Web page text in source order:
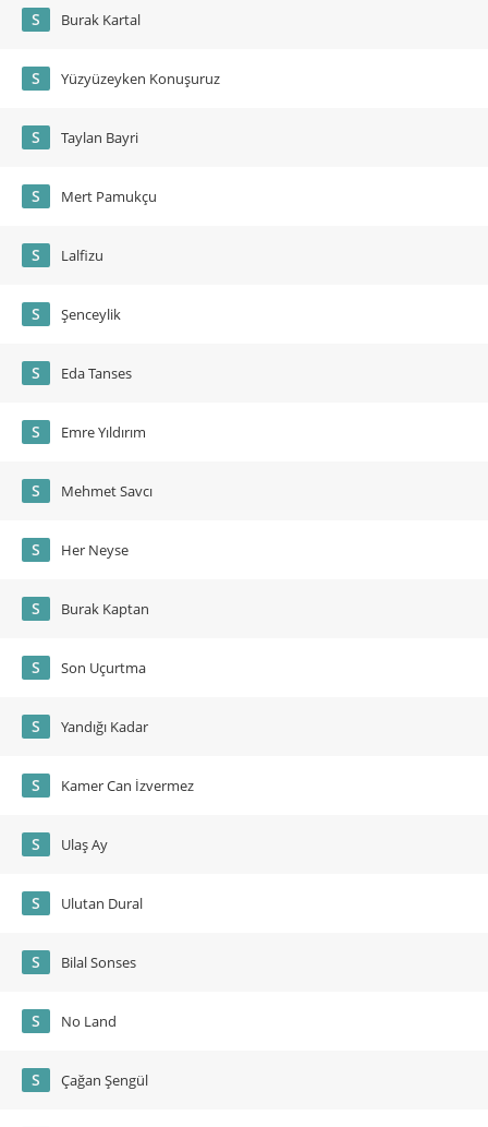
S Burak Kartal
S Yüzyüzeyken Konuşuruz
S Taylan Bayri
S Mert Pamukçu
S Lalfizu
S Şenceylik
S Eda Tanses
S Emre Yıldırım
S Mehmet Savcı
S Her Neyse
S Burak Kaptan
S Son Uçurtma
S Yandığı Kadar
S Kamer Can İzvermez
S Ulaş Ay
S Ulutan Dural
S Bilal Sonses
S No Land
S Çağan Şengül